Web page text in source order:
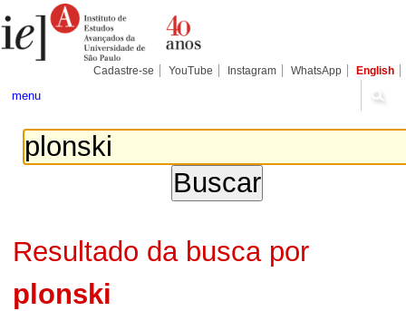
para
conteúdo.
Pessoais
Cadastre-se YouTube Instagram WhatsApp English
menu
Resultado da busca por
plonski